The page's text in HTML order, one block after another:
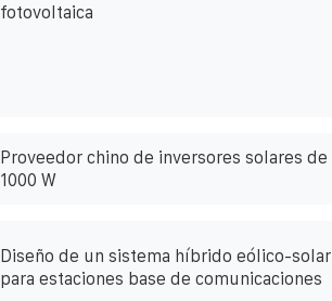
fotovoltaica
Proveedor chino de inversores solares de
1000 W
Diseño de un sistema híbrido eólico-solar
para estaciones base de comunicaciones